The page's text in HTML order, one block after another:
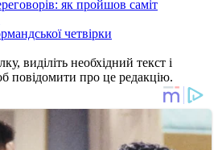
як пройшов саміт
четвірки
виділіть необхідний текст і
повідомити про це редакцію.